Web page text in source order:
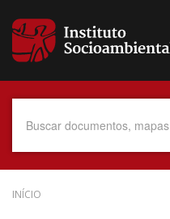
para
conteúdo
Data do Documento
INÍCIO